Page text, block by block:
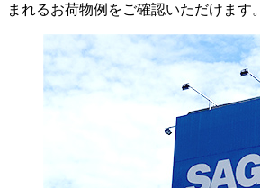
まれるお荷物例をご確認いただけます。